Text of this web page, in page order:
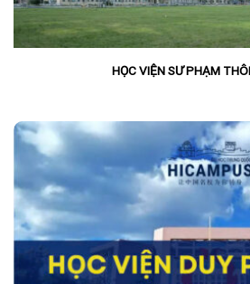
HỌC VIỆN SƯ PHẠM